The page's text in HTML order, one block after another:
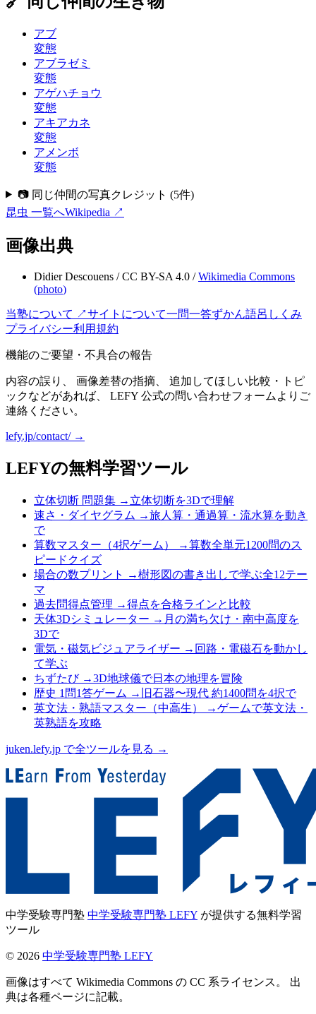
アブ
変態
アブラゼミ
変態
アゲハチョウ
変態
アキアカネ
変態
アメンボ
変態
📷 同じ仲間の写真クレジット (5件)
昆虫 一覧へWikipedia ↗
画像出典
Didier Descouens /CC BY-SA 4.0 / Wikimedia Commons
(photo)
当塾について ↗サイトについて一問一答ずかん語呂 しくみ
プライバシー利用規約
機能のご要望・不具合の報告
内容の誤り、 画像差替の指摘、 追加してほしい比較・トピ
ックなどがあれば、 LEFY 公式の問い合わせフォームよりご
連絡ください。
lefy.jp/contact/ →
LEFYの無料学習ツール
立体切断 問題集 → 立体切断を3Dで理解
速さ・ダイヤグラム →旅人算・通過算・流水算を動き
で
算数マスター（4択ゲーム）
→算数全単元1200問のス
ピードクイズ
場合の数プリント
→樹形図の書き出しで学ぶ全12テー
マ
過去問得点管理 →得点を合格ラインと比較
天体3Dシミュレーター → 月の満ち欠け・南中高度を
3Dで
電気・磁気ビジュアライザー → 回路・電磁石を動かし
て学ぶ
ちずたび→3D地球儀で日本の地理を冒険
歴史 1問1答ゲーム → 旧石器〜現代 約1400問を4択で
英文法・熟語マスター（中高生）
→ゲームで英文法・
英熟語を攻略
juken.lefy.jp で全ツールを見る →
中学受験専門塾 中学受験専門塾 LEFY が提供する無料学習
ツール
© 2026 中学受験専門塾 LEFY
画像はすべて Wikimedia Commons の CC 系ライセンス。 出
典は各種ページに記載。